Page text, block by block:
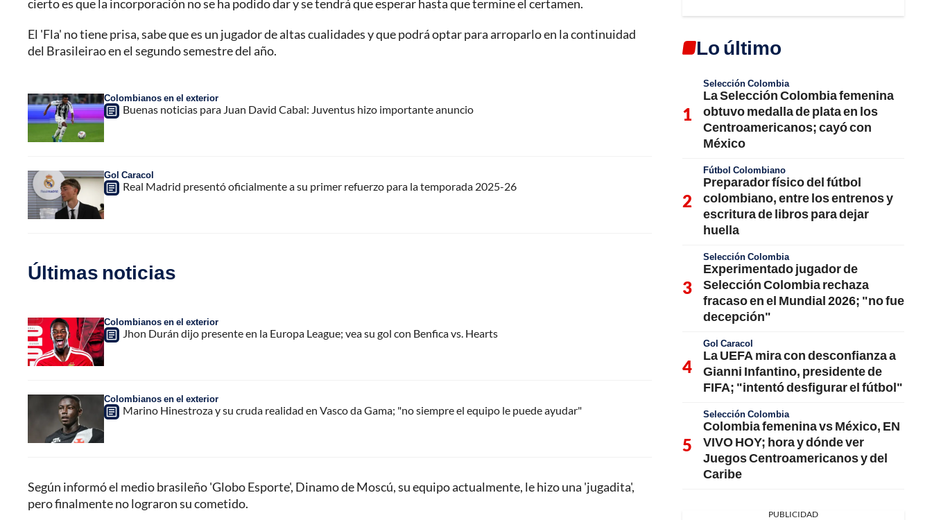
cierto es que la incorporación no se ha podido dar y se tendrá que esperar hasta que termine el certamen.
El 'Fla' no tiene prisa, sabe que es un jugador de altas cualidades y que podrá optar para arroparlo en la continuidad
del Brasileirao en el segundo semestre del año.
Colombianos en el exterior
Buenas noticias para Juan David Cabal: Juventus hizo importante anuncio
Gol Caracol
Real Madrid presentó oficialmente a su primer refuerzo para la temporada 2025-26
Últimas noticias
Colombianos en el exterior
Jhon Durán dijo presente en la Europa League; vea su gol con Benfica vs. Hearts
Colombianos en el exterior
Marino Hinestroza y su cruda realidad en Vasco da Gama; "no siempre el equipo le puede ayudar"
Según informó el medio brasileño 'Globo Esporte', Dinamo de Moscú, su equipo actualmente, le hizo una 'jugadita',
pero finalmente no lograron su cometido.
Lo último
Selección Colombia
La Selección Colombia femenina
obtuvo medalla de plata en los
Centroamericanos; cayó con
México
Fútbol Colombiano
Preparador físico del fútbol
colombiano, entre los entrenos y
escritura de libros para dejar
huella
Selección Colombia
Experimentado jugador de
Selección Colombia rechaza
fracaso en el Mundial 2026; "no fue
decepción"
Gol Caracol
La UEFA mira con desconfianza a
Gianni Infantino, presidente de
FIFA; "intentó desfigurar el fútbol"
Selección Colombia
Colombia femenina vs México, EN
VIVO HOY; hora y dónde ver
Juegos Centroamericanos y del
Caribe
PUBLICIDAD